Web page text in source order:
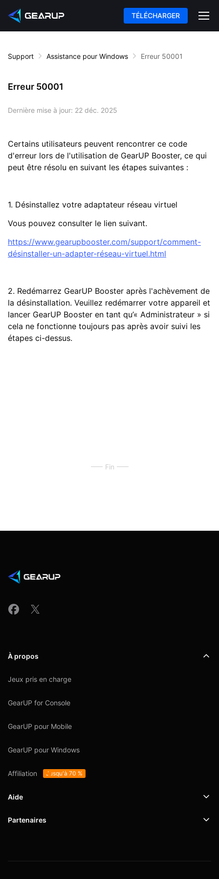
TÉLÉCHARGER
Support Assistance pour Windows Erreur 50001
Erreur 50001
Dernière mise à jour: 22 déc. 2025
Certains utilisateurs peuvent rencontrer ce code
d'erreur lors de l'utilisation de GearUP Booster, ce qui
peut être résolu en suivant les étapes suivantes :
1. Désinstallez votre adaptateur réseau virtuel
Vous pouvez consulter le lien suivant.
https://www.gearupbooster.com/support/comment-
désinstaller-un-adapter-réseau-virtuel.html
2. Redémarrez GearUP Booster après l'achèvement de
la désinstallation. Veuillez redémarrer votre appareil et
lancer GearUP Booster en tant qu’« Administrateur » si
cela ne fonctionne toujours pas après avoir suivi les
étapes ci-dessus.
Fin
À propos
Jeux pris en charge
GearUP for Console
GearUP pour Mobile
GearUP pour Windows
Affiliation Jusqu'à 70 %
Aide
Support
Partenaires